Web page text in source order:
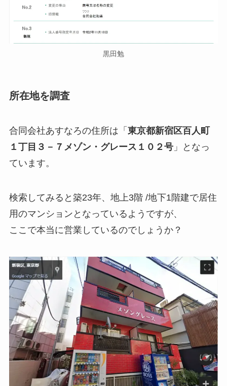
黒田勉
所在地を調査
合同会社あすなろの住所は「 東京都新宿区百人町
１丁目３－７メゾン・グレース１０２号」となっ
ています。
検索してみると築23年、地上3階 /地下1階建で居住
用のマンションとなっているようですが、
ここで本当に営業しているのでしょうか？